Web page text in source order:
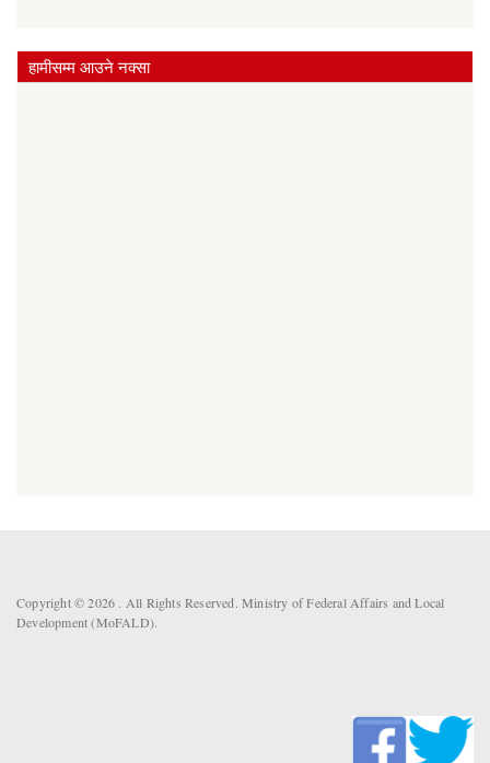
हामीसम्म आउने नक्सा
Copyright © 2026 . All Rights Reserved. Ministry of Federal Affairs and Local
Development (MoFALD).